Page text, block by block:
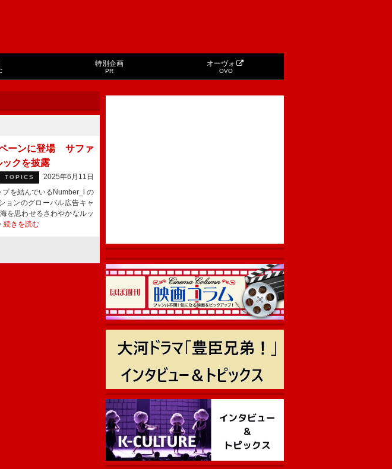
特別企画
PR
オーヴォ
OVO
ーンに登場 サファ
クを披露
TOPICS
2025年6月11日
を結んでいるNumber_i の
ョンのグローバル広告キャ
を思わせるさわやかなルッ
続きを読む